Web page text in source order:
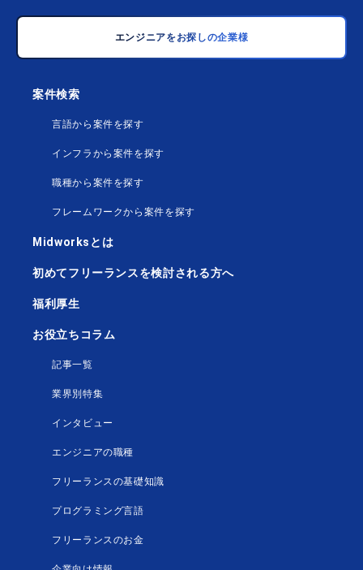
エンジニアをお探しの企業様
案件検索
言語から案件を探す
インフラから案件を探す
職種から案件を探す
フレームワークから案件を探す
Midworksとは
初めてフリーランスを検討される方へ
福利厚生
お役立ちコラム
記事一覧
業界別特集
インタビュー
エンジニアの職種
フリーランスの基礎知識
プログラミング言語
フリーランスのお金